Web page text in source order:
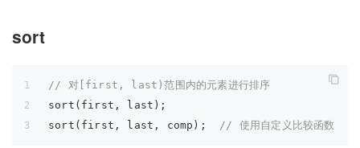
sort
// 对[first, last)范围内的元素进行排序
sort(first, last);
sort(first, last, comp); // 使用自定义比较函数